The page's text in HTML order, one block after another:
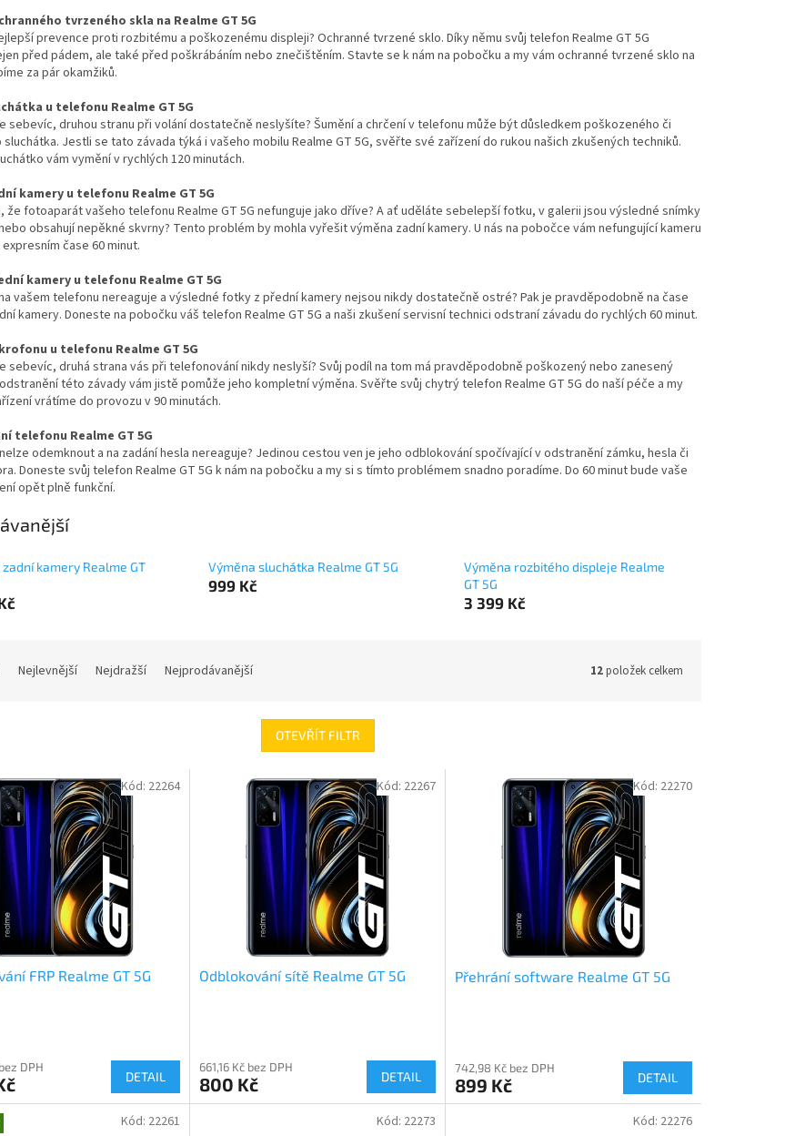
tvrzeného skla na Realme GT 5G
prevence proti rozbitému a poškozenému displeji? Ochranné tvrzené sklo. Díky němu svůj telefon Realme GT 5G
před pádem, ale také před poškrábáním nebo znečištěním. Stavte se k nám na pobočku a my vám ochranné tvrzené sklo na
za pár okamžiků.
u telefonu Realme GT 5G
sebevíc, druhou stranu při volání dostatečně neslyšíte? Šumění a chrčení v telefonu může být důsledkem poškozeného či
sluchátka. Jestli se tato závada týká i vašeho mobilu Realme GT 5G, svěřte své zařízení do rukou našich zkušených techniků.
vám vymění v rychlých 120 minutách.
kamery u telefonu Realme GT 5G
že fotoaparát vašeho telefonu Realme GT 5G nefunguje jako dříve? A ať uděláte sebelepší fotku, v galerii jsou výsledné snímky
obsahují nepěkné skvrny? Tento problém by mohla vyřešit výměna zadní kamery. U nás na pobočce vám nefungující kameru
čase 60 minut.
kamery u telefonu Realme GT 5G
vašem telefonu nereaguje a výsledné fotky z přední kamery nejsou nikdy dostatečně ostré? Pak je pravděpodobně na čase
kamery. Doneste na pobočku váš telefon Realme GT 5G a naši zkušení servisní technici odstraní závadu do rychlých 60 minut.
u telefonu Realme GT 5G
sebevíc, druhá strana vás při telefonování nikdy neslyší? Svůj podíl na tom má pravděpodobně poškozený nebo zanesený
této závady vám jistě pomůže jeho kompletní výměna. Svěřte svůj chytrý telefon Realme GT 5G do naší péče a my
vrátíme do provozu v 90 minutách.
telefonu Realme GT 5G
odemknout a na zadání hesla nereaguje? Jedinou cestou ven je jeho odblokování spočívající v odstranění zámku, hesla či
Doneste svůj telefon Realme GT 5G k nám na pobočku a my si s tímto problémem snadno poradíme. Do 60 minut bude vaše
opět plně funkční.
kamery Realme GT
Výměna sluchátka Realme GT 5G
999 Kč
Výměna rozbitého displeje Realme
GT 5G
3 399 Kč
Nejlevnější Nejdražší Nejprodávanější 12položek celkem
OTEVŘÍT FILTR
FRP Realme GT 5G
DPH
DETAIL
Kód: 22264
Odblokování sítě Realme GT 5G
661,16 Kč bez DPH
800 Kč DETAIL
Kód: 22267
Přehrání software Realme GT 5G
742,98 Kč bez DPH
899 Kč DETAIL
Kód: 22270
Kód: 22261 Kód: 22273 Kód: 22276